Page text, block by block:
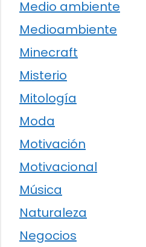
Medio ambiente
Medioambiente
Minecraft
Misterio
Mitología
Moda
Motivación
Motivacional
Música
Naturaleza
Negocios